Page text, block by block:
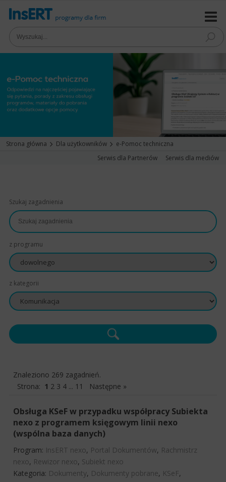
Strona główna Dla użytkowników
e-Pomoc techniczna
Serwis dla Partnerów
Serwis dla mediów
Szukaj zagadnienia
z programu
z kategorii
Znaleziono 269 zagadnień.
Strona: 1 2 3 4 ... 11 Następne »
Obsługa KSeF w przypadku współpracy Subiekta
nexo z programem księgowym linii nexo
(wspólna baza danych)
Program: InsERT nexo, Portal Dokumentów, Rachmistrz
nexo, Rewizor nexo, Subiekt nexo
Kategoria: Dokumenty, Dokumenty pobrane, KSeF,